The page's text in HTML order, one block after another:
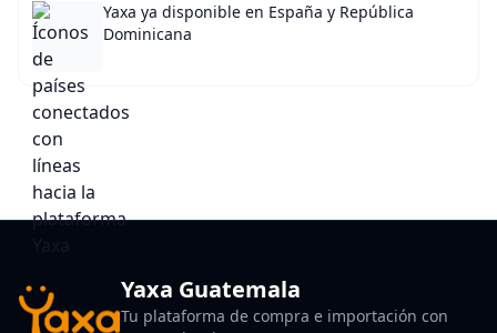
Yaxa ya disponible en España y República
Dominicana
Yaxa Guatemala
Tu plataforma de compra e importación con